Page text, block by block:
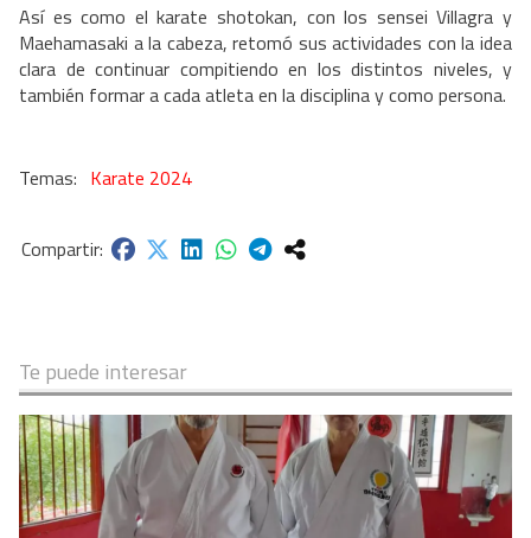
Así es como el karate shotokan, con los sensei Villagra y
Maehamasaki a la cabeza, retomó sus actividades con la idea
clara de continuar compitiendo en los distintos niveles, y
también formar a cada atleta en la disciplina y como persona.
Karate 2024
Te puede interesar